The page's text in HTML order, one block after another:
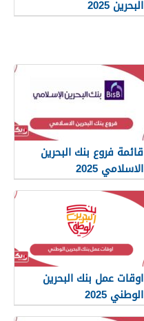
البحرين 2025
قائمة فروع بنك البحرين
الاسلامي 2025
اوقات عمل بنك البحرين
الوطني 2025